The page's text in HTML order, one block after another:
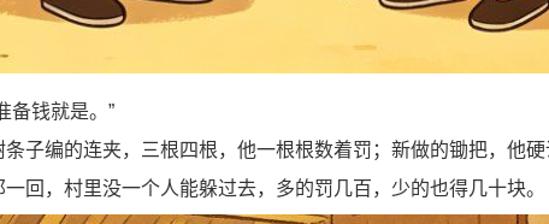
钱就是。”
编的连夹，三根四根，他一根根数着罚；新做的锄把，他硬
回，村里没一个人能躲过去，多的罚几百，少的也得几十块。